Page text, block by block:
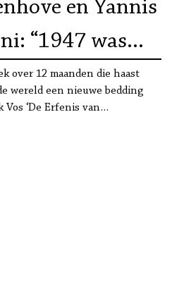
en Yannis
“1947 was
over 12 maanden die haast
wereld een nieuwe bedding
Vos ‘De Erfenis van…